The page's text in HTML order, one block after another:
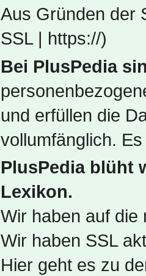
Aus Gründen der
SSL | https://)
Bei PlusPedia
und erfüllen die
vollumfänglich.
PlusPedia blüht
Lexikon.
Wir haben auf die
Wir haben SSL
Hier geht es zu